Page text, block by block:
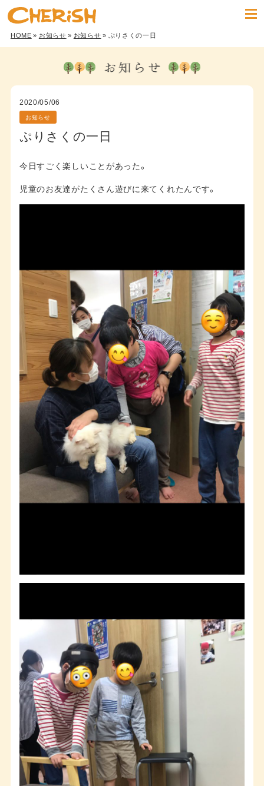
HOME» お知らせ» お知らせ» ぷりさくの一日
2020/05/06
お知らせ
ぷりさくの一日
今日すごく楽しいことがあった。
児童のお友達がたくさん遊びに来てくれたんです。